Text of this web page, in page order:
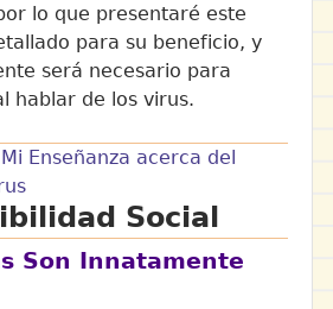
lo que presentaré este
para su beneficio, y
será necesario para
hablar de los virus.
Enseñanza acerca del
Social
Son Innatamente